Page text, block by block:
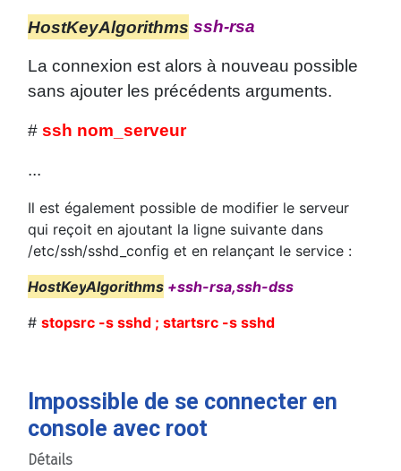
HostKeyAlgorithms ssh-rsa
La connexion est alors à nouveau possible
sans ajouter les précédents arguments.
# ssh nom_serveur
...
Il est également possible de modifier le serveur
qui reçoit en ajoutant la ligne suivante dans
/etc/ssh/sshd_config et en relançant le service :
HostKeyAlgorithms +ssh-rsa,ssh-dss
# stopsrc -s sshd ; startsrc -s sshd
Impossible de se connecter en
console avec root
Détails